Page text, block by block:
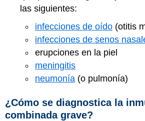
las siguientes:
infecciones de oído (otitis
infecciones de senos
erupciones en la piel
meningitis
neumonía (o pulmonía)
¿Cómo se diagnostica la
combinada grave?